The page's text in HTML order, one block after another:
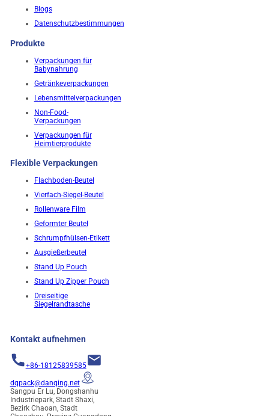
Blogs
Datenschutzbestimmungen
Produkte
Verpackungen für
Babynahrung
Getränkeverpackungen
Lebensmittelverpackungen
Non-Food-
Verpackungen
Verpackungen für
Heimtierprodukte
Flexible Verpackungen
Flachboden-Beutel
Vierfach-Siegel-Beutel
Rollenware Film
Geformter Beutel
Schrumpfhülsen-Etikett
Ausgießerbeutel
Stand Up Pouch
Stand Up Zipper Pouch
Dreiseitige
Siegelrandtasche
Kontakt aufnehmen
+86-18125839585
dqpack@danqing.net
Sangpu Er Lu, Dongshanhu
Industriepark, Stadt Shaxi,
Bezirk Chaoan, Stadt